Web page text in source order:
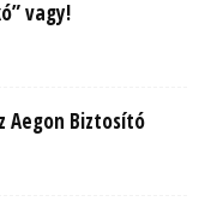
vagy!
Aegon Biztosító